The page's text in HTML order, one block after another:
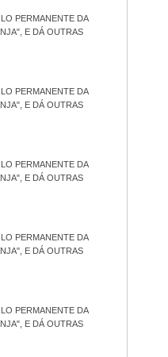
PERMANENTE DA
E DÁ OUTRAS
PERMANENTE DA
E DÁ OUTRAS
PERMANENTE DA
E DÁ OUTRAS
PERMANENTE DA
E DÁ OUTRAS
PERMANENTE DA
E DÁ OUTRAS